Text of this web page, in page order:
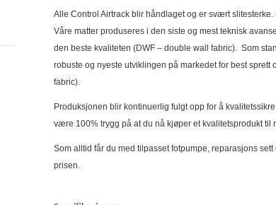
Alle Control Airtrack blir håndlaget og er svært slitesterke.
Våre matter produseres i den siste og mest teknisk
den beste kvaliteten (DWF – double wall fabric). Som
robuste og nyeste utviklingen på markedet for best sprett
fabric).
Produksjonen blir kontinuerlig fulgt opp for å
være 100% trygg på at du nå kjøper et kvalitetsprodukt til
Som alltid får du med tilpasset fotpumpe, reparasjons
prisen.